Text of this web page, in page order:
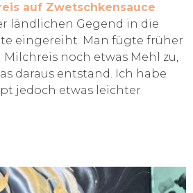
auf Zwetschkensauce
ländlichen Gegend in die
eingereiht. Man fügte früher
noch etwas Mehl zu,
daraus entstand. Ich habe
jedoch etwas leichter